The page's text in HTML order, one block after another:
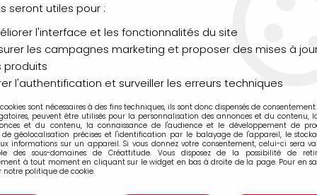
CHÂSSIS
CHEVALETS
AÉROGRAPHIE
MODÉLISME
MOULAGE
de la marque
seront utiles pour :
l'interface et les fonctionnalités du site
les campagnes marketing et proposer des mises à
produits
l'authentification et surveiller les erreurs techniques
sont nécessaires à des fins techniques, ils sont donc dispensés de
peuvent être utilisés pour la personnalisation des annonces et du contenu,
et du contenu, la connaissance de l'audience et le développement de
de géolocalisation précises et l'identification par le balayage de l'appareil, le
informations sur un appareil. Si vous donnez votre consentement, celui-ci sera
des sous-domaines de Créattitude. Vous disposez de la possibilité de
à tout moment en cliquant sur le widget en bas à droite de la page. Pour en
notre politique de cookie.